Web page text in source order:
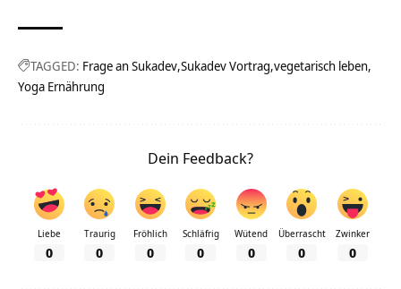
TAGGED: Frage an Sukadev Sukadev Vortrag vegetarisch leben
Yoga Ernährung
Dein Feedback?
Liebe
0
Traurig
0
Fröhlich
0
Schläfrig
0
Wütend
0
Überrascht
0
Zwinker
0